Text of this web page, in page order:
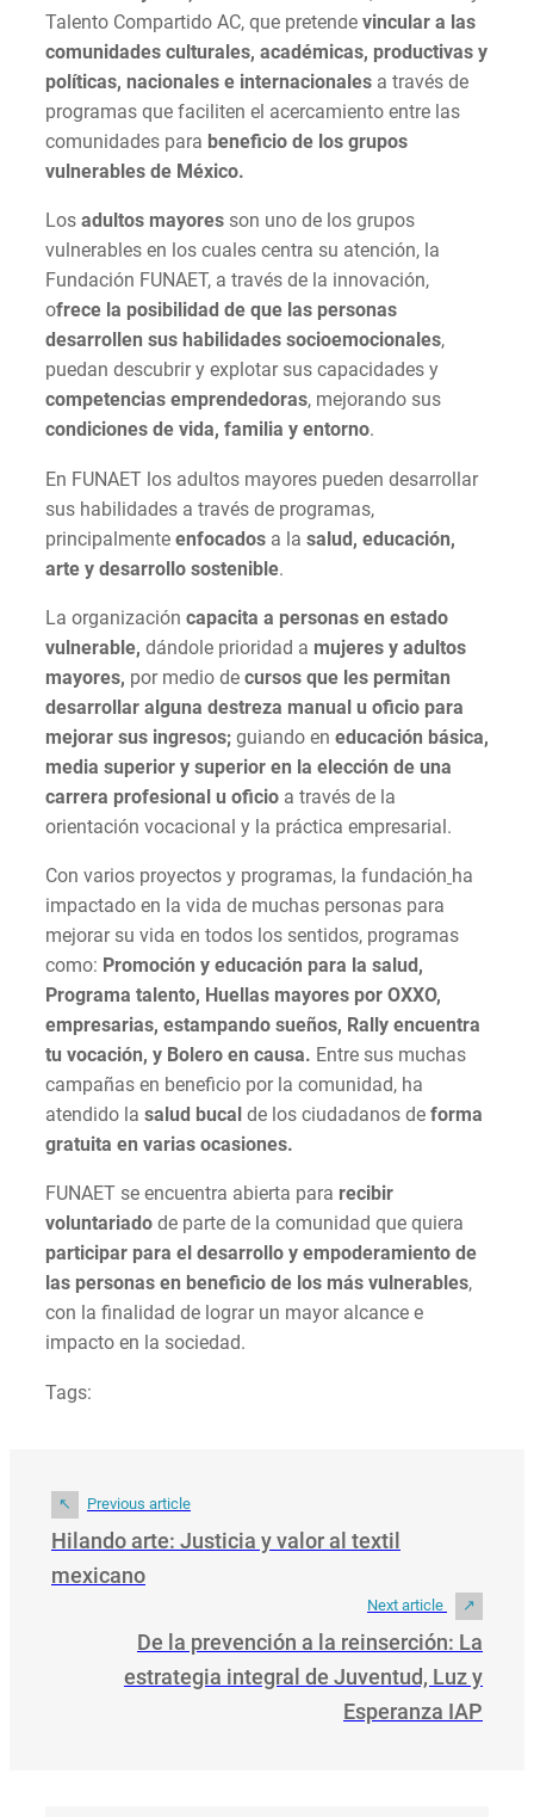
Talento Compartido AC, que pretende vincular a las
comunidades culturales, académicas, productivas y
políticas, nacionales e internacionales a través de
programas que faciliten el acercamiento entre las
comunidades para beneficio de los grupos
vulnerables de México.
Los adultos mayores son uno de los grupos
vulnerables en los cuales centra su atención, la
Fundación FUNAET, a través de la innovación,
ofrece la posibilidad de que las personas
desarrollen sus habilidades socioemocionales,
puedan descubrir y explotar sus capacidades y
competencias emprendedoras, mejorando sus
condiciones de vida, familia y entorno.
En FUNAET los adultos mayores pueden desarrollar
sus habilidades a través de programas,
principalmente enfocados a la salud, educación,
arte y desarrollo sostenible.
La organización capacita a personas en estado
vulnerable, dándole prioridad a mujeres y adultos
mayores, por medio de cursos que les permitan
desarrollar alguna destreza manual u oficio para
mejorar sus ingresos; guiando en educación básica,
media superior y superior en la elección de una
carrera profesional u oficio a través de la
orientación vocacional y la práctica empresarial.
Con varios proyectos y programas, la fundación ha
impactado en la vida de muchas personas para
mejorar su vida en todos los sentidos, programas
como: Promoción y educación para la salud,
Programa talento, Huellas mayores por OXXO,
empresarias, estampando sueños, Rally encuentra
tu vocación, y Bolero en causa. Entre sus muchas
campañas en beneficio por la comunidad, ha
atendido la salud bucal de los ciudadanos de forma
gratuita en varias ocasiones.
FUNAET se encuentra abierta para recibir
voluntariado de parte de la comunidad que quiera
participar para el desarrollo y empoderamiento de
las personas en beneficio de los más vulnerables,
con la finalidad de lograr un mayor alcance e
impacto en la sociedad.
Tags:
Previous article
Hilando arte: Justicia y valor al textil
mexicano
Next article
De la prevención a la reinserción: La
estrategia integral de Juventud, Luz y
Esperanza IAP